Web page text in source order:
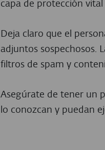
capa de protección vital
Deja claro que el
adjuntos sospechosos.
filtros de spam y
Asegúrate de tener un
lo conozcan y puedan